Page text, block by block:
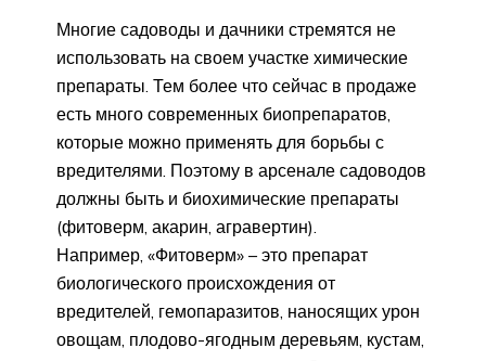
Многие садоводы и дачники стремятся не
использовать на своем участке химические
препараты. Тем более что сейчас в продаже
есть много современных биопрепаратов,
которые можно применять для борьбы с
вредителями. Поэтому в арсенале садоводов
должны быть и биохимические препараты
(фитоверм, акарин, агравертин).
Например, «Фитоверм» – это препарат
биологического происхождения от
вредителей, гемопаразитов, наносящих урон
овощам, плодово-ягодным деревьям, кустам,